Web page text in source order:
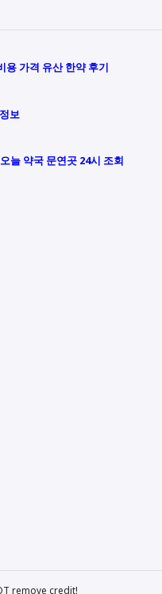
용 가격 유산 한약 후기
보
늘 약국 문연곳 24시 조회
remove credit!